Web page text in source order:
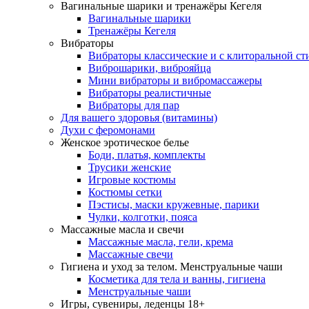
Вагинальные шарики и тренажёры Кегеля
Вагинальные шарики
Тренажёры Кегеля
Вибраторы
Вибраторы классические и с клиторальной
Виброшарики, виброяйца
Мини вибраторы и вибромассажеры
Вибраторы реалистичные
Вибраторы для пар
Для вашего здоровья (витамины)
Духи с феромонами
Женское эротическое белье
Боди, платья, комплекты
Трусики женские
Игровые костюмы
Костюмы сетки
Пэстисы, маски кружевные, парики
Чулки, колготки, пояса
Массажные масла и свечи
Массажные масла, гели, крема
Массажные свечи
Гигиена и уход за телом. Менструальные чаши
Косметика для тела и ванны, гигиена
Менструальные чаши
Игры, сувениры, леденцы 18+